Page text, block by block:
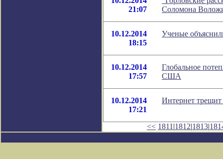
21:07
Соломона
10.12.2014
18:15
Ученые
10.12.2014
17:57
Глобальное
США
10.12.2014
17:21
Интернет
<< 1811 |1812|1813|